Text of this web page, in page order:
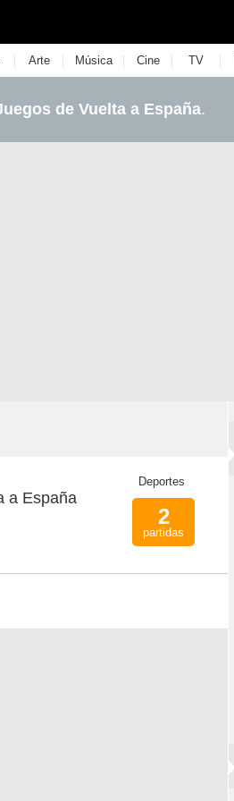
| Arte | Música | Cine | TV |
de Vuelta a España.
a España
Deportes
2
partidas